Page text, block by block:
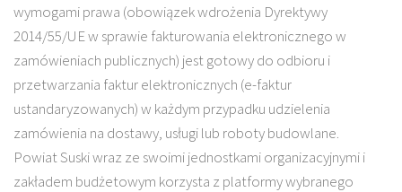
wymogami prawa (obowiązek wdrożenia Dyrektywy
2014/55/UE w sprawie fakturowania elektronicznego w
zamówieniach publicznych) jest gotowy do odbioru i
przetwarzania faktur elektronicznych (e-faktur
ustandaryzowanych) w każdym przypadku udzielenia
zamówienia na dostawy, usługi lub roboty budowlane.
Powiat Suski wraz ze swoimi jednostkami organizacyjnymi i
zakładem budżetowym korzysta z platformy wybranego